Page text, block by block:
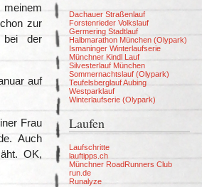
zur
bei der
auf
Frau
Auch
OK,
Dachauer Straßenlauf
Forstenrieder Volkslauf
Germering Stadtlauf
Halbmarathon München (Olypark)
Ismaninger Winterlaufserie
Münchner Kindl Lauf
Silvesterlauf München
Sommernachtslauf (Olypark)
Teufelsberglauf Aubing
Westparklauf
Winterlaufserie (Olypark)
Laufen
Laufschritte
lauftipps.ch
Münchner RoadRunners Club
run.de
Runalyze